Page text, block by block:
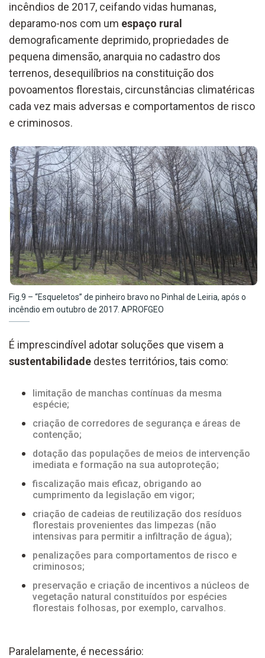
incêndios de 2017, ceifando vidas humanas,
deparamo-nos com um espaço rural
demograficamente deprimido, propriedades de
pequena dimensão, anarquia no cadastro dos
terrenos, desequilíbrios na constituição dos
povoamentos florestais, circunstâncias climatéricas
cada vez mais adversas e comportamentos de risco
e criminosos.
Fig.9 – “Esqueletos” de pinheiro bravo no Pinhal de Leiria, após o
incêndio em outubro de 2017. APROFGEO
É imprescindível adotar soluções que visem a
sustentabilidade destes territórios, tais como:
limitação de manchas contínuas da mesma
espécie;
criação de corredores de segurança e áreas de
contenção;
dotação das populações de meios de intervenção
imediata e formação na sua autoproteção;
fiscalização mais eficaz, obrigando ao
cumprimento da legislação em vigor;
criação de cadeias de reutilização dos resíduos
florestais provenientes das limpezas (não
intensivas para permitir a infiltração de água);
penalizações para comportamentos de risco e
criminosos;
preservação e criação de incentivos a núcleos de
vegetação natural constituídos por espécies
florestais folhosas, por exemplo, carvalhos.
Paralelamente, é necessário: